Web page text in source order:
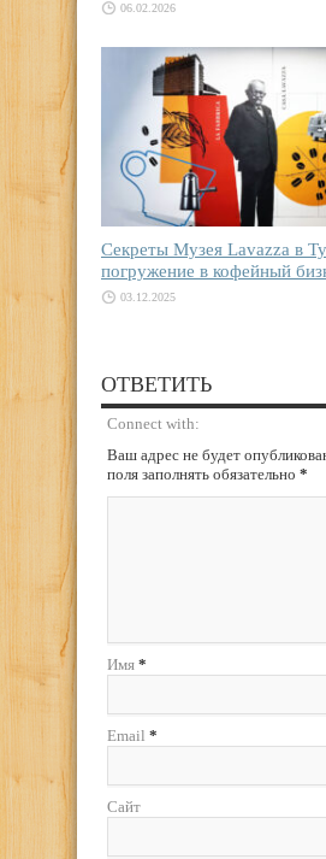
06.02.2026
Секреты Музея Lavazza в
погружение в кофейный
03.12.2025
ОТВЕТИТЬ
Connect with:
Ваш адрес не будет
поля заполнять обязательно *
Имя *
Email *
Сайт